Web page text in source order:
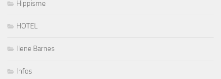
Hippisme
HOTEL
Ilene Barnes
Infos